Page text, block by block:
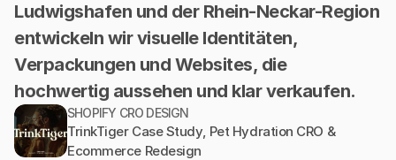
Ludwigshafen und der Rhein-Neckar-Region
entwickeln wir visuelle Identitäten,
Verpackungen und Websites, die
hochwertig aussehen und klar verkaufen.
SHOPIFY CRO DESIGN
TrinkTiger Case Study, Pet Hydration CRO &
Ecommerce Redesign